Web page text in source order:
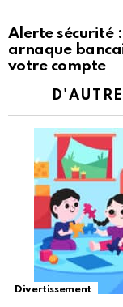
Alerte sécurité
arnaque
votre compte
Divertissement